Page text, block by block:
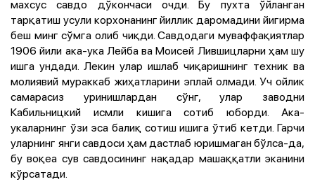
махсус савдо дўкончаси очди. Бу пухта ўйланган
тарқатиш усули корхонанинг йиллик даромадини йигирма
беш минг сўмга олиб чиқди. Савдодаги муваффақиятлар
1906 йили ака-ука Лейба ва Моисей Лившицларни ҳам шу
ишга ундади. Лекин улар ишлаб чиқаришнинг техник ва
молиявий мураккаб жиҳатларини эплай олмади. Уч ойлик
самарасиз уринишлардан сўнг, улар заводни
Кабильницкий исмли кишига сотиб юборди. Ака-
укаларнинг ўзи эса балиқ сотиш ишига ўтиб кетди. Гарчи
уларнинг янги савдоси ҳам дастлаб юришмаган бўлса-да,
бу воқеа сув савдосининг нақадар машаққатли эканини
кўрсатади.